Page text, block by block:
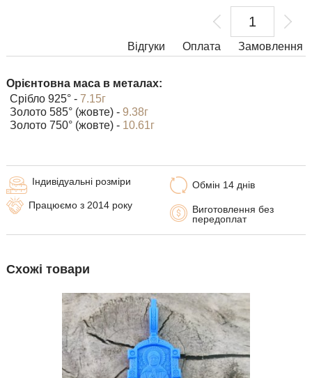
Відгуки Замовлення
Оплата
Орієнтовна маса в металах:
Срібло 925° - 7.15г
Золото 585° (жовте) - 9.38г
Золото 750° (жовте) - 10.61г
Обмін 14 днів
Виготовлення без
передоплат
Індивідуальні розміри
Працюємо з 2014 року
Схожі товари